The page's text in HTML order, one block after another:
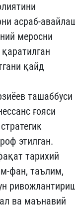
асраб-
меросни
қайд
ташаббуси
ғояси
этилган.
тарихий
фан, таълим,
ва маънавий